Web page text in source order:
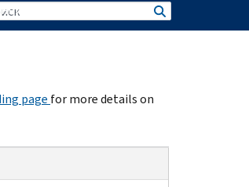
page for more details on